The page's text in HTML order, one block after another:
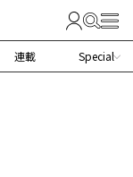
連載 Special